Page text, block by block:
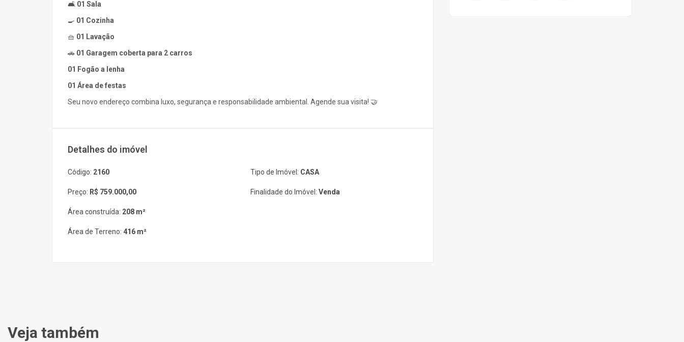
🛋️ 01 Sala
🍳 01 Cozinha
🧺 01 Lavação
🚗 01 Garagem coberta para 2 carros
01 Fogão a lenha
01 Área de festas
Seu novo endereço combina luxo, segurança e responsabilidade ambiental. Agende sua visita! 🤝
Detalhes do imóvel
Código: 2160
Preço: R$ 759.000,00
Área construída: 208 m²
Área de Terreno: 416 m²
Tipo de Imóvel: CASA
Finalidade do Imóvel: Venda
Veja também